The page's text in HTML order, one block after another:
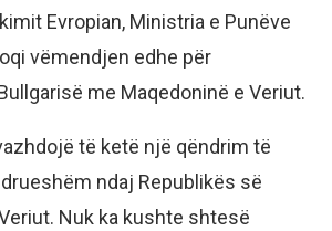
Evropian, Ministria e Punëve
vëmendjen edhe për
me Maqedoninë e Veriut.
të ketë një qëndrim të
ndaj Republikës së
Nuk ka kushte shtesë